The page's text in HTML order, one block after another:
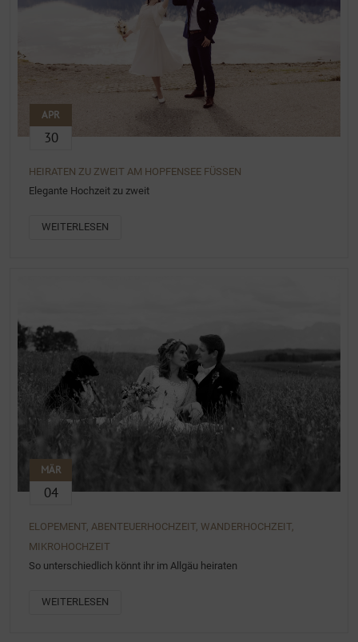
APR
30
HEIRATEN ZU ZWEIT AM HOPFENSEE FÜSSEN
Elegante Hochzeit zu zweit
WEITERLESEN
MÄR
04
ELOPEMENT, ABENTEUERHOCHZEIT, WANDERHOCHZEIT,
MIKROHOCHZEIT
So unterschiedlich könnt ihr im Allgäu heiraten
WEITERLESEN